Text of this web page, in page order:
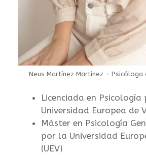
Neus Martínez Martínez – Psicóloga
Licenciada en Psicología
Universidad Europea de
Máster en Psicología
por la Universidad
(UEV)